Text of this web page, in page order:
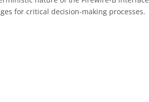
for critical decision-making processes.